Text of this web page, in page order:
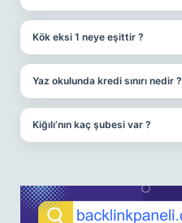
Kök eksi 1 neye eşittir ?
Yaz okulunda kredi sınırı nedir ?
Kiğılı’nın kaç şubesi var ?